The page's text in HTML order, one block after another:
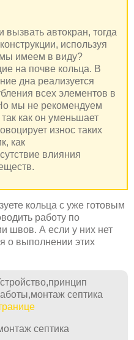
вызвать автокран, тогда
используя
мы имеем в виду?
на почве кольца. В
дна реализуется
всех элементов в
мы не рекомендуем
как он уменьшает
износ таких
как
влияния
кольца с уже готовым
работу по
швов. А если у них нет
о выполнении этих
септика
септика